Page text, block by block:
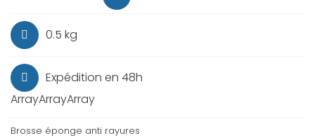
0.5 kg
Expédition en 48h
ArrayArrayArray
Brosse éponge anti rayures